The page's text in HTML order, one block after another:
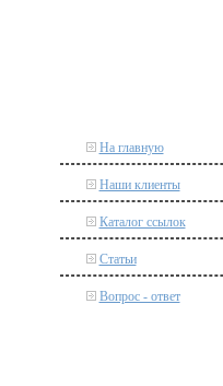
На главную
Наши клиенты
Каталог ссылок
Статьи
Вопрос - ответ